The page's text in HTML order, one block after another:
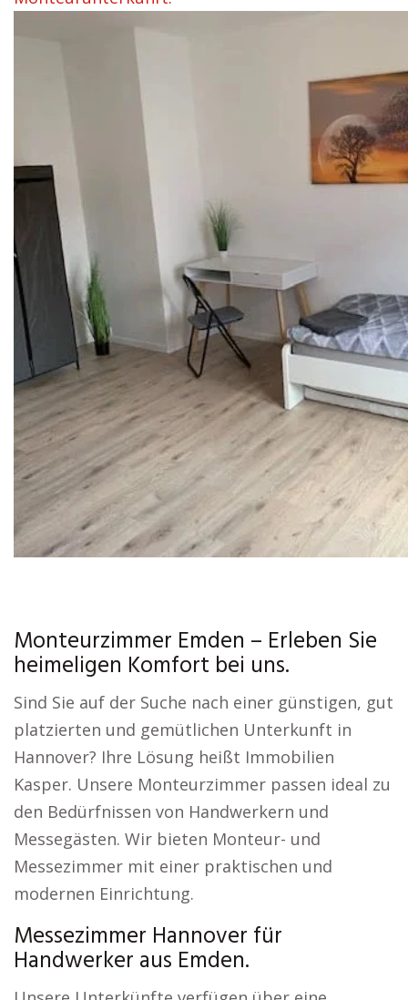
Monteurzimmer Emden – Erleben Sie
heimeligen Komfort bei uns.
Sind Sie auf der Suche nach einer günstigen, gut
platzierten und gemütlichen Unterkunft in
Hannover? Ihre Lösung heißt Immobilien
Kasper. Unsere Monteurzimmer passen ideal zu
den Bedürfnissen von Handwerkern und
Messegästen. Wir bieten Monteur- und
Messezimmer mit einer praktischen und
modernen Einrichtung.
Messezimmer Hannover für
Handwerker aus Emden.